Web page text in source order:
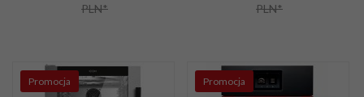
PLN*
PLN*
Promocja Promocja